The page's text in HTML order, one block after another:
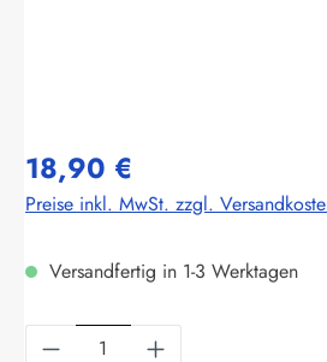
18,90 €
Preise inkl. MwSt. zzgl.
Versandfertig in 1-3 Werktagen
Produkt Anzahl: Gib den